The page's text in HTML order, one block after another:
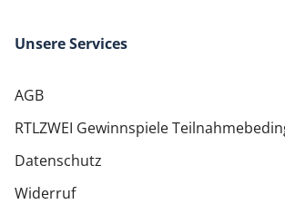
Unsere Services
AGB
RTLZWEI Gewinnspiele
Datenschutz
Widerruf